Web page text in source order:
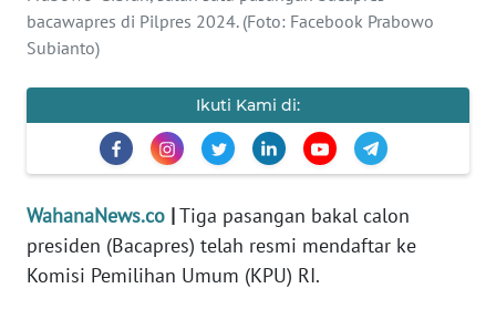
bacawapres di Pilpres 2024. (Foto: Facebook Prabowo
Subianto)
Ikuti Kami di:
WahanaNews.co |Tiga pasangan bakal calon
presiden (Bacapres) telah resmi mendaftar ke
Komisi Pemilihan Umum (KPU) RI.
OLAHRAGA
EDITORIAL
Informasi
INDEKS